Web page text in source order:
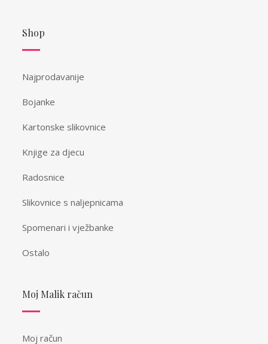
Shop
Najprodavanije
Bojanke
Kartonske slikovnice
Knjige za djecu
Radosnice
Slikovnice s naljepnicama
Spomenari i vježbanke
Ostalo
Moj Malik račun
Moj račun